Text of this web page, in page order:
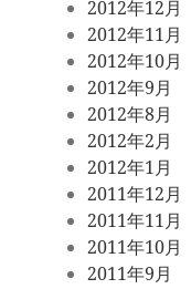
2012年12月
2012年11月
2012年10月
2012年9月
2012年8月
2012年2月
2012年1月
2011年12月
2011年11月
2011年10月
2011年9月